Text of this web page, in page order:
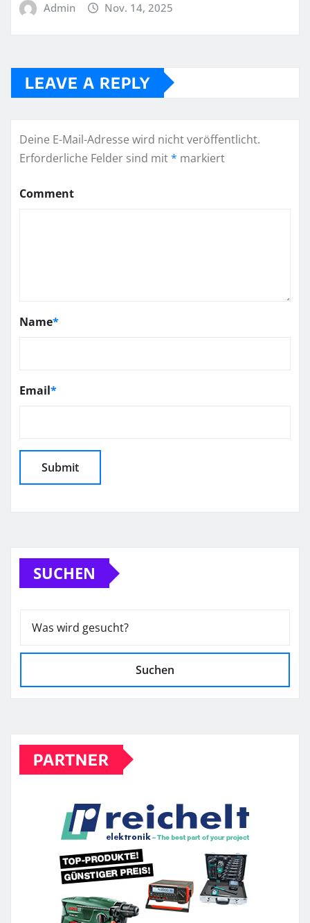
Admin Nov. 14, 2025
LEAVE A REPLY
Deine E-Mail-Adresse wird nicht veröffentlicht.
Erforderliche Felder sind mit* markiert
Comment
Name*
Email*
SUCHEN
Suchen
PARTNER